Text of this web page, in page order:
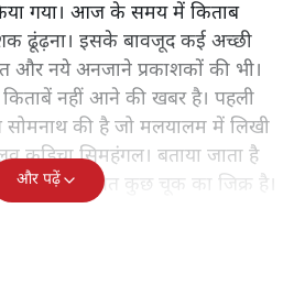
गया। आज के समय में किताब
ढूंढ़ना। इसके बावजूद कई अच्छी
और नये अनजाने प्रकाशकों की भी।
नहीं आने की खबर है। पहली
सोमनाथ की है जो मलयालम में लिखी
कुडिचा सिमहंगल। बताया जाता है
से संबंधित कुछ चूक का जिक्र है।
और पढ़ें